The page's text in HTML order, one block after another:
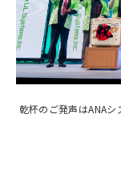
乾杯のご発声はANAシ